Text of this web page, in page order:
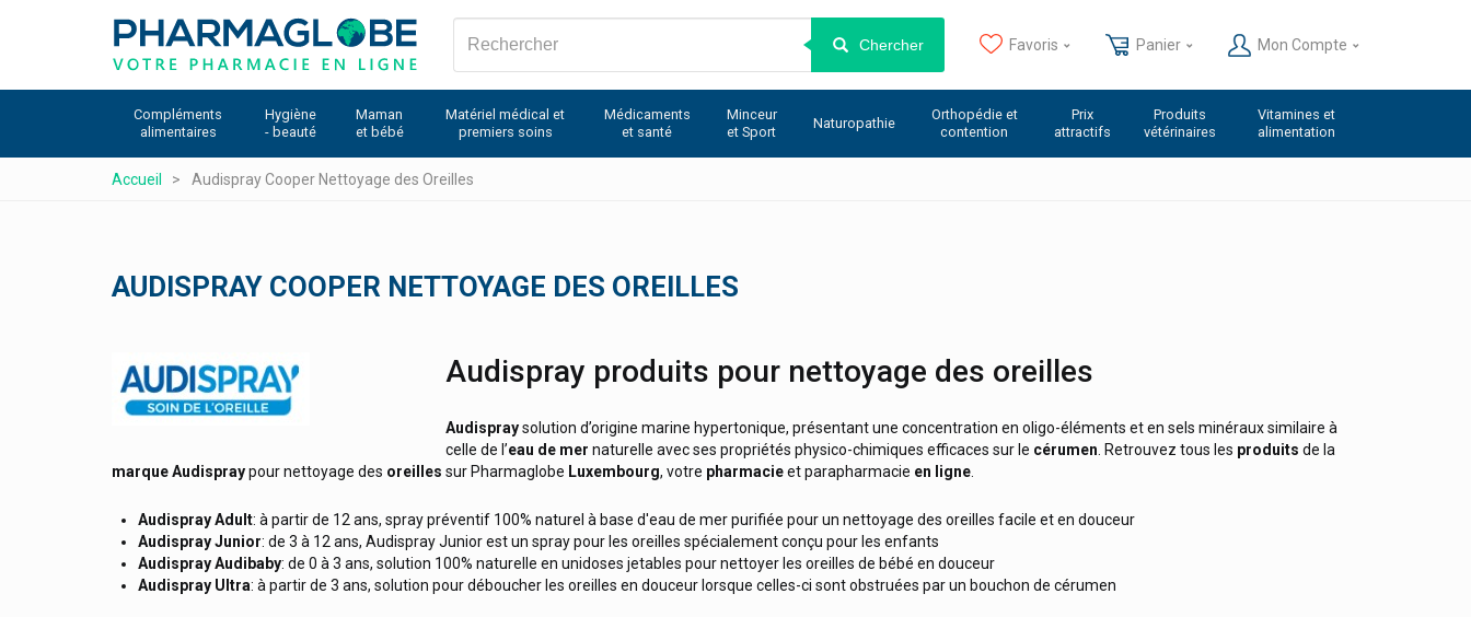
Chercher Favoris Panier Mon Compte
Compléments
alimentaires
Hygiène
- beauté
Maman
et bébé
Matériel médical et
premiers soins
Médicaments
et santé
Minceur
et Sport
Naturopathie
Orthopédie et
contention
Prix
attractifs
Produits
vétérinaires
Vitamines et
alimentation
Accueil Audispray Cooper Nettoyage des Oreilles
AUDISPRAY COOPER NETTOYAGE DES OREILLES
Logo Audispray produits pour nettoyage des oreilles
Audispraysolution d’origine marine hypertonique, présentant une concentration en oligo-éléments et en sels minéraux similaire à
celle de l’eau de mer naturelle avec ses propriétés physico-chimiques efficaces sur le cérumen . Retrouvez tous les produits de la
marqueAudispraypour nettoyage des oreilles sur Pharmaglobe Luxembourg, votre pharmacieet parapharmacie en ligne
Audispray Adult: à partir de 12 ans, spray préventif 100% naturel à base d'eau de mer purifiée pour un nettoyage des oreilles facile et en douceur
Audispray Junior: de 3 à 12 ans, Audispray Junior est un spray pour les oreilles spécialement conçu pour les enfants
Audispray Audibaby: de 0 à 3 ans, solution 100% naturelle en unidoses jetables pour nettoyer les oreilles de bébé en douceur
Audispray Ultra: à partir de 3 ans, solution pour déboucher les oreilles en douceur lorsque celles-ci sont obstruées par un bouchon de cérumen
Allergan
Allergika
Allpresan
Almased
Almirall
Anaca3 Produits Minceur
Antihydral
Api-Nature Produits Naturels
Apivita Cosmétique Naturelle
Apoday Wepa
Aponorm